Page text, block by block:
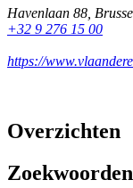
Havenlaan 88
+32 9 276 15 00
https://
Overzichten
Zoekwoorden